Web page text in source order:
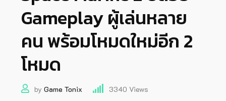
Gameplay ผู้เล่นหลาย
คน พร้อมโหมดใหม่อีก 2
โหมด
by Game Tonix 3340 Views